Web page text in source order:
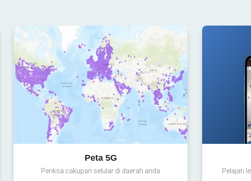
Peta 5G
Periksa cakupan selular di daerah anda
Pelajari